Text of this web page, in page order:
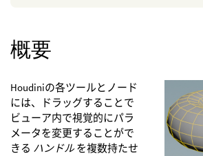
概要
Houdiniの各ツールとノード
には、ドラッグすることで
ビューア内で視覚的にパラ
メータを変更することがで
きる ハンドルを複数持たせ